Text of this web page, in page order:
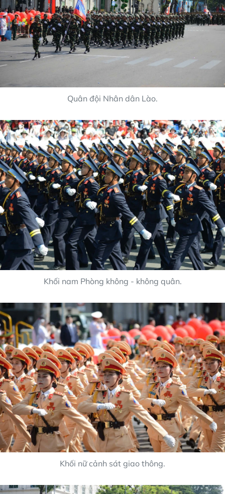
Quân đội Nhân dân Lào.
Khối nam Phòng không - không quân.
Khối nữ cảnh sát giao thông.